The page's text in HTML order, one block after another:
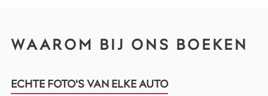
WAAROM BIJ ONS BOEKEN
ECHTE FOTO'S VAN ELKE AUTO